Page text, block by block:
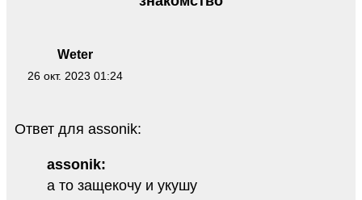
Weter
26 окт. 2023 01:24
Ответ для assonik:
assonik:
а то защекочу и укушу